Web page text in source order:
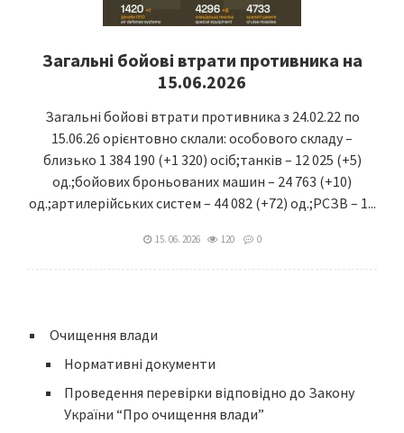
Загальні бойові втрати противника на
15.06.2026
Загальні бойові втрати противника з 24.02.22 по
15.06.26 орієнтовно склали: особового складу –
близько 1 384 190 (+1 320) осіб;танків – 12 025 (+5)
од.;бойових броньованих машин – 24 763 (+10)
од.;артилерійських систем – 44 082 (+72) од.;РСЗВ – 1...
15. 06. 2026 120 0
Очищення влади
Нормативні документи
Проведення перевірки відповідно до Закону
України “Про очищення влади”